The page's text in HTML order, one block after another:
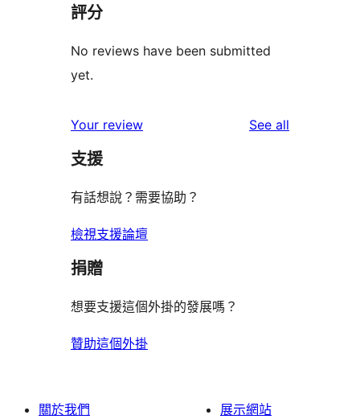
評分
No reviews have been submitted
yet.
Your review See all
支援
有話想說？需要協助？
檢視支援論壇
捐贈
想要支援這個外掛的發展嗎？
贊助這個外掛
關於我們
展示網站